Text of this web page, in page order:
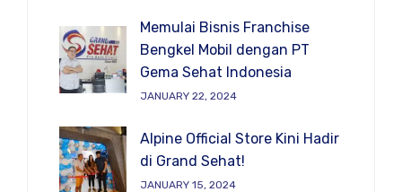
Memulai Bisnis Franchise
Bengkel Mobil dengan PT
Gema Sehat Indonesia
JANUARY 22, 2024
Alpine Official Store Kini Hadir
di Grand Sehat!
JANUARY 15, 2024